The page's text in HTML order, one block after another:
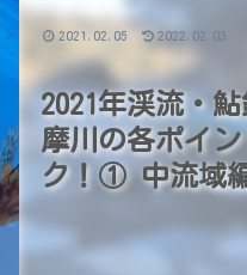
2021年渓流
摩川の各ポイ
ク！① 中流域
2021.02.05 2022.02.03